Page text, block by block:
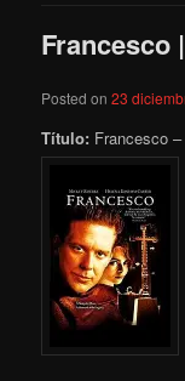
Francesco
Posted on23
Título: Francesco